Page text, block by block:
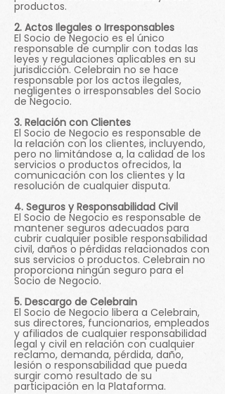
productos.
2. Actos Ilegales o Irresponsables
El Socio de Negocio es el único
responsable de cumplir con todas las
leyes y regulaciones aplicables en su
jurisdicción. Celebrain no se hace
responsable por los actos ilegales,
negligentes o irresponsables del Socio
de Negocio.
3. Relación con Clientes
El Socio de Negocio es responsable de
la relación con los clientes, incluyendo,
pero no limitándose a, la calidad de los
servicios o productos ofrecidos, la
comunicación con los clientes y la
resolución de cualquier disputa.
4. Seguros y Responsabilidad Civil
El Socio de Negocio es responsable de
mantener seguros adecuados para
cubrir cualquier posible responsabilidad
civil, daños o pérdidas relacionados con
sus servicios o productos. Celebrain no
proporciona ningún seguro para el
Socio de Negocio.
5. Descargo de Celebrain
El Socio de Negocio libera a Celebrain,
sus directores, funcionarios, empleados
y afiliados de cualquier responsabilidad
legal y civil en relación con cualquier
reclamo, demanda, pérdida, daño,
lesión o responsabilidad que pueda
surgir como resultado de su
participación en la Plataforma.